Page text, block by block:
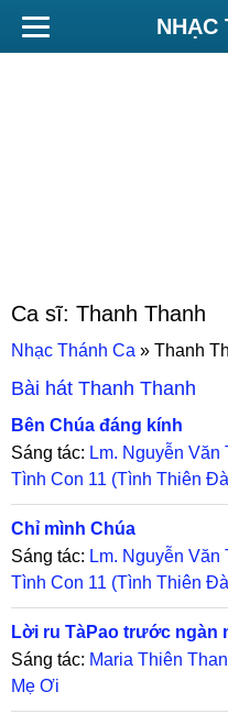
NHẠC
Ca sĩ: Thanh Thanh
Nhạc Thánh Ca » Thanh
Bài hát Thanh Thanh
Bên Chúa đáng kính
Sáng tác: Lm. Nguyễn Văn
Tình Con 11 (Tình Thiên
Chỉ mình Chúa
Sáng tác: Lm. Nguyễn Văn
Tình Con 11 (Tình Thiên
Lời ru TàPao trước ngàn
Sáng tác: Maria Thiên
Mẹ Ơi